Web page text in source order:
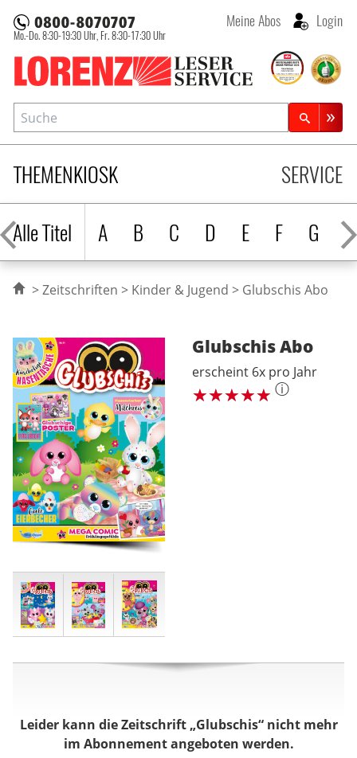
Lorenz Leserservice
Mo.-Do. 8:30-19:30 Uhr, Fr. 8:30-17:30 Uhr
Meine Abos Login
THEMENKIOSK
Alle Titel
A B C D E F G H
SERVICE
Suche
Zeitschriftensuche
Zeitschriften Kinder & Jugend Glubschis Abo
GlubschisAbo
erscheint 6x pro Jahr
ⓘ
Leider kann die Zeitschrift „Glubschis“ nicht mehr
im Abonnement angeboten werden.